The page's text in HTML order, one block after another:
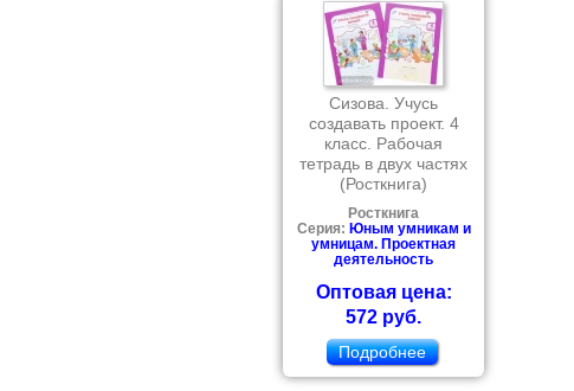
Сизова. Учусь
создавать проект. 4
класс. Рабочая
тетрадь в двух частях
(Росткнига)
Росткнига
Серия: Юным умникам и
умницам. Проектная
деятельность
Оптовая цена:
572 руб.
Подробнее